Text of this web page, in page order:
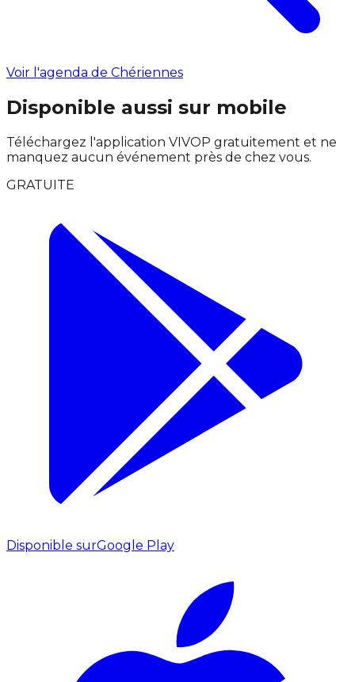
Voir l'agenda de Chériennes
Disponible aussi sur mobile
Téléchargez l'application VIVOP gratuitement et ne
manquez aucun événement près de chez vous.
GRATUITE
Disponible surGoogle Play